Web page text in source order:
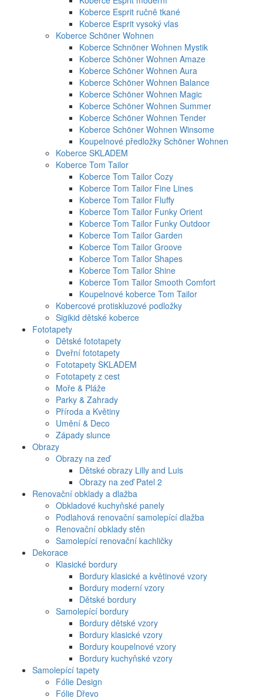
Koberce Esprit ručně tkané
Koberce Esprit vysoký vlas
Koberce Schöner Wohnen
Koberce Schnöner Wohnen Mystik
Koberce Schöner Wohnen Amaze
Koberce Schöner Wohnen Aura
Koberce Schöner Wohnen Balance
Koberce Schöner Wohnen Magic
Koberce Schöner Wohnen Summer
Koberce Schöner Wohnen Tender
Koberce Schöner Wohnen Winsome
Koupelnové předložky Schöner Wohnen
Koberce SKLADEM
Koberce Tom Tailor
Koberce Tom Tailor Cozy
Koberce Tom Tailor Fine Lines
Koberce Tom Tailor Fluffy
Koberce Tom Tailor Funky Orient
Koberce Tom Tailor Funky Outdoor
Koberce Tom Tailor Garden
Koberce Tom Tailor Groove
Koberce Tom Tailor Shapes
Koberce Tom Tailor Shine
Koberce Tom Tailor Smooth Comfort
Koupelnové koberce Tom Tailor
Kobercové protiskluzové podložky
Sigikid dětské koberce
Fototapety
Dětské fototapety
Dveřní fototapety
Fototapety SKLADEM
Fototapety z cest
Moře & Pláže
Parky & Zahrady
Příroda a Květiny
Umění & Deco
Západy slunce
Obrazy
Obrazy na zeď
Dětské obrazy Lilly and Luis
Obrazy na zeď Patel 2
Renovační obklady a dlažba
Obkladové kuchyňské panely
Podlahová renovační samolepící dlažba
Renovační obklady stěn
Samolepící renovační kachličky
Dekorace
Klasické bordury
Bordury klasické a květinové vzory
Bordury moderní vzory
Dětské bordury
Samolepící bordury
Bordury dětské vzory
Bordury klasické vzory
Bordury koupelnové vzory
Bordury kuchyňské vzory
Samolepící tapety
Fólie Design
Fólie Dřevo